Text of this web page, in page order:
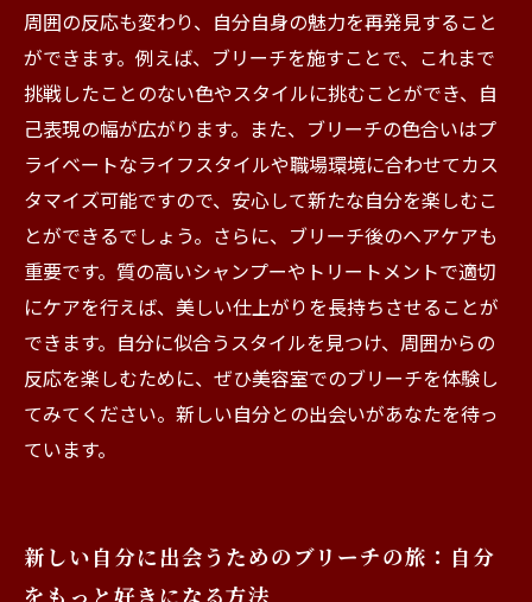
周囲の反応も変わり、自分自身の魅力を再発見すること
ができます。例えば、ブリーチを施すことで、これまで
挑戦したことのない色やスタイルに挑むことができ、自
己表現の幅が広がります。また、ブリーチの色合いはプ
ライベートなライフスタイルや職場環境に合わせてカス
タマイズ可能ですので、安心して新たな自分を楽しむこ
とができるでしょう。さらに、ブリーチ後のヘアケアも
重要です。質の高いシャンプーやトリートメントで適切
にケアを行えば、美しい仕上がりを長持ちさせることが
できます。自分に似合うスタイルを見つけ、周囲からの
反応を楽しむために、ぜひ美容室でのブリーチを体験し
てみてください。新しい自分との出会いがあなたを待っ
ています。
新しい自分に出会うためのブリーチの旅：自分
をもっと好きになる方法